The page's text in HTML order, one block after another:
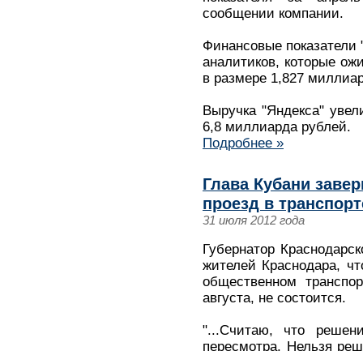
сообщении компании.
Финансовые
аналитиков, которые
в размере 1,827
Выручка "Яндекса"
6,8 миллиарда рублей.
Подробнее »
Глава Кубани
проезд в
31 июля 2012 года
Губернатор
жителей Краснодара,
общественном
августа, не состоится.
"...Считаю, что
пересмотра. Нельзя